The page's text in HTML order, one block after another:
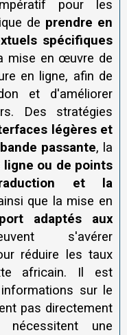
pour les
de prendre en
spécifiques
mise en œuvre de
en ligne, afin de
et d'améliorer
Des stratégies
légères et
passante, la
ligne ou de points
et la
que la mise en
adaptés aux
s'avérer
réduire les taux
africain. Il est
sur le
pas directement
une